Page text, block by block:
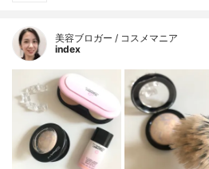
美容ブロガー / コスメマニア
index